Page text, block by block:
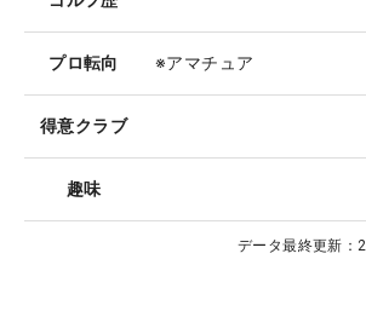
プロ転向 ※アマチュア
得意クラブ
趣味
データ最終更新：